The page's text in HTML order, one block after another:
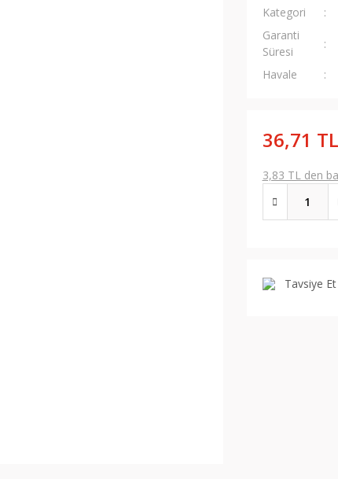
Kategori
Garanti
Süresi
Havale
36,71 TL
3,83 TL den
Tavsiye Et